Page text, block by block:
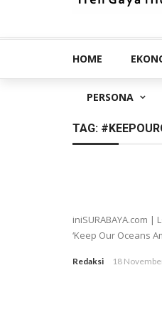
HOME
PERSONA
TAG:
iniSURABAYA.com
‘Keep Our Oceans
Redaksi 18